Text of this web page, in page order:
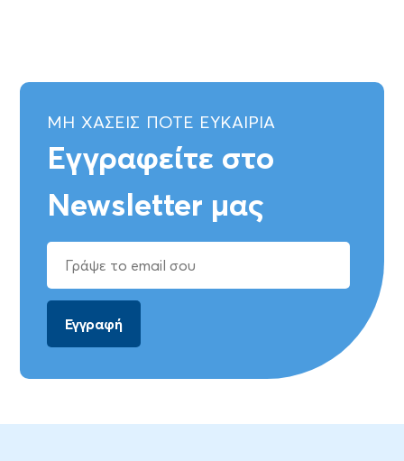
ΜΗ ΧΑΣΕΙΣ ΠΟΤΕ ΕΥΚΑΙΡΙΑ
Εγγραφείτε στο
Newsletter μας